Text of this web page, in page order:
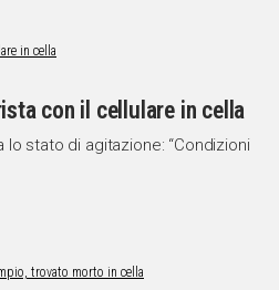
con il cellulare in cella
stato di agitazione: “Condizioni